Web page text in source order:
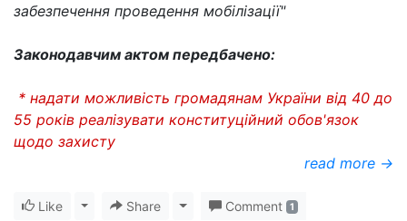
забезпечення проведення мобілізації"
Законодавчим актом передбачено:
* надати можливість громадянам України від 40 до
55 років реалізувати конституційний обов'язок
щодо захисту
read more →
Like Toggle Dropdown
Share Toggle Dropdown
Comment 1